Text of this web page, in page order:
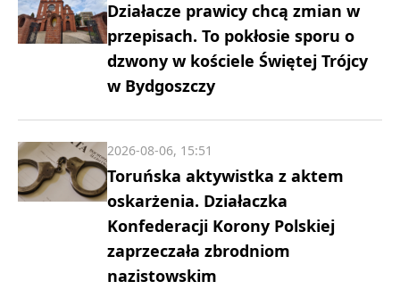
Działacze prawicy chcą zmian w
przepisach. To pokłosie sporu o
dzwony w kościele Świętej Trójcy
w Bydgoszczy
Toruńska aktywistka z aktem
oskarżenia. Działaczka
Konfederacji Korony Polskiej
zaprzeczała zbrodniom
nazistowskim
2026-08-06, 15:51